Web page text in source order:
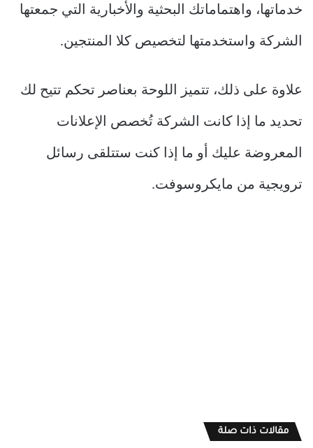
خدماتها، واهتماماتك البحثية والأخبارية التي جمعتها
الشركة واستخدمتها لتخصيص كلا المنتجين.
علاوة على ذلك، تتميز اللوحة بعناصر تحكم تتيح لك
تحديد ما إذا كانت الشركة تُخصص الإعلانات
المعروضة عليك أو ما إذا كنت ستتلقى رسائل
ترويجية من مايكروسوفت.
مقالات ذات صلة